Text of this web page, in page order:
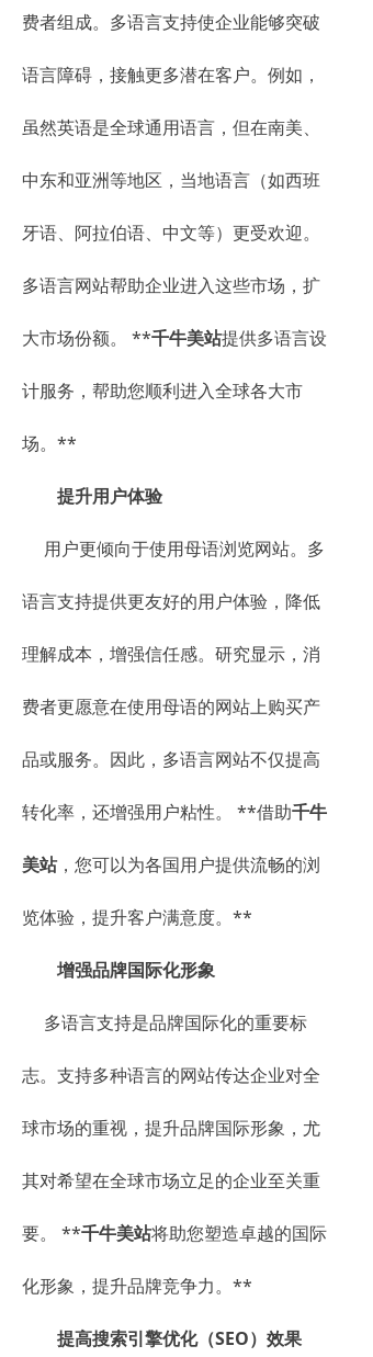
费者组成。多语言支持使企业能够突破
语言障碍，接触更多潜在客户。例如，
虽然英语是全球通用语言，但在南美、
中东和亚洲等地区，当地语言（如西班
牙语、阿拉伯语、中文等）更受欢迎。
多语言网站帮助企业进入这些市场，扩
大市场份额。 **千牛美站提供多语言设
计服务，帮助您顺利进入全球各大市
场。**
提升用户体验
用户更倾向于使用母语浏览网站。多
语言支持提供更友好的用户体验，降低
理解成本，增强信任感。研究显示，消
费者更愿意在使用母语的网站上购买产
品或服务。因此，多语言网站不仅提高
转化率，还增强用户粘性。 **借助千牛
美站，您可以为各国用户提供流畅的浏
览体验，提升客户满意度。**
增强品牌国际化形象
多语言支持是品牌国际化的重要标
志。支持多种语言的网站传达企业对全
球市场的重视，提升品牌国际形象，尤
其对希望在全球市场立足的企业至关重
要。 **千牛美站将助您塑造卓越的国际
化形象，提升品牌竞争力。**
提高搜索引擎优化（SEO）效果